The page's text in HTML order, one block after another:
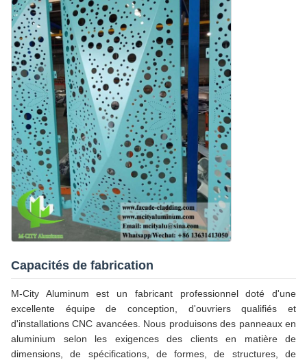
Capacités de fabrication
M-City Aluminum est un fabricant professionnel doté d'une
excellente équipe de conception, d'ouvriers qualifiés et
d'installations CNC avancées. Nous produisons des panneaux en
aluminium selon les exigences des clients en matière de
dimensions, de spécifications, de formes, de structures, de